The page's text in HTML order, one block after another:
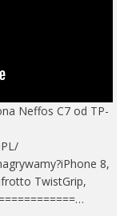
Neffos C7 od TP-
8,
TwistGrip,